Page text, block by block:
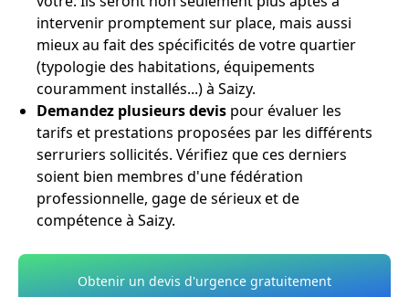
intervenir promptement sur place, mais aussi
mieux au fait des spécificités de votre quartier
(typologie des habitations, équipements
couramment installés...) à Saizy.
Demandez plusieurs devis pour évaluer les
tarifs et prestations proposées par les différents
serruriers sollicités. Vérifiez que ces derniers
soient bien membres d'une fédération
professionnelle, gage de sérieux et de
compétence à Saizy.
Obtenir un devis d'urgence gratuitement